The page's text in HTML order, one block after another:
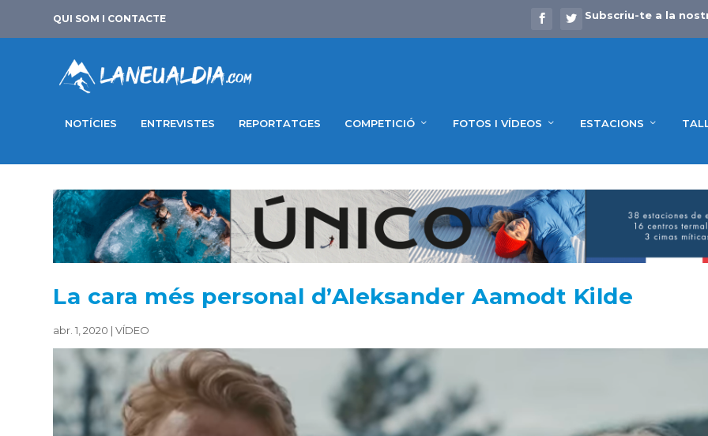
QUI SOM I CONTACTE Subscriu-te a la
NOTÍCIES ENTREVISTES REPORTATGES COMPETICIÓ FOTOS I VÍDEOS ESTACIONS
La cara més personal d’Aleksander Aamodt Kilde
abr. 1, 2020 |VÍDEO